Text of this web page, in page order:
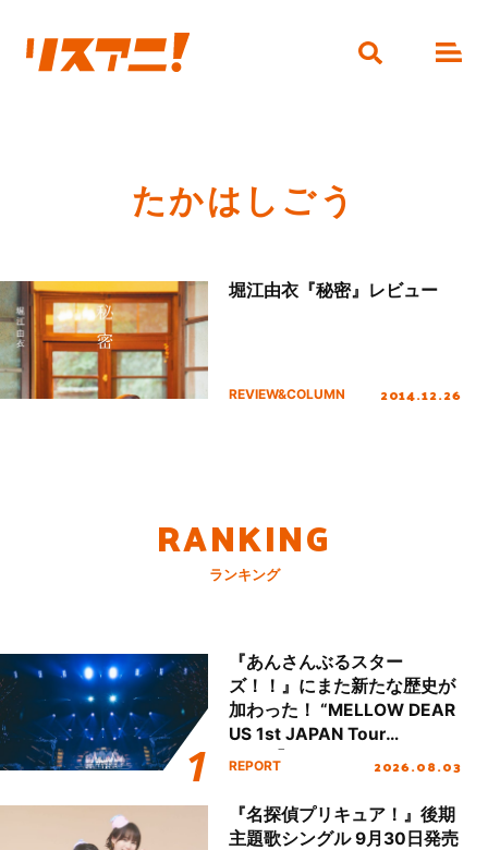
たかはしごう
堀江由衣『秘密』レビュー
REVIEW&COLUMN 2014.12.26
RANKING
ランキング
『あんさんぶるスター
ズ！！』にまた新たな歴史が
加わった！ “MELLOW DEAR
US 1st JAPAN Tour
Final「NICE to meet YOU
ート!!
REPORT 2026.08.03
『名探偵プリキュア！』後期
主題歌シングル 9月30日発売